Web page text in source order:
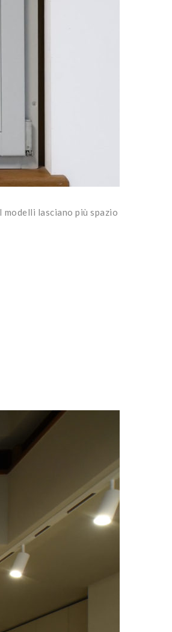
lasciano più spazio